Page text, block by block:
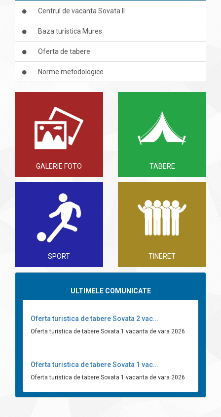
Centrul de vacanta Sovata II
Baza turistica Mures
Oferta de tabere
Norme metodologice
GALERIE FOTO TABERE
SPORT TINERET
ULTIMELE COMUNICATE
Oferta turistica de tabere Sovata 2 vac...
Oferta turistica de tabere Sovata 1 vacanta de vara 2026
Oferta turistica de tabere Sovata 1 vac...
Oferta turistica de tabere Sovata 1 vacanta de vara 2026